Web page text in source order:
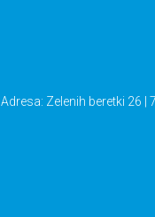
Adresa: Zelenih beretki 26 |